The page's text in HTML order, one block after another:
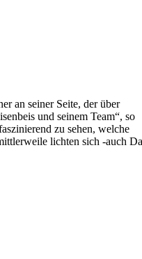
an seiner Seite, der über
und seinem Team“, so
zu sehen, welche
lichten sich -auch